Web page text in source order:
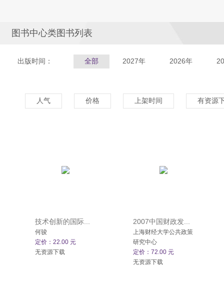
图书中心类图书列表
出版时间： 全部 2027年 2026年
人气 价格 上架时间 有资源
技术创新的国际...
何骏
定价：22.00 元
无资源下载
2007中国财政发...
上海财经大学公共政策
研究中心
定价：72.00 元
无资源下载